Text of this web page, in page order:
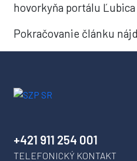
hovorkyňa portálu
Pokračovanie článku
+421 911 254 001
TELEFONICKÝ KONTAKT